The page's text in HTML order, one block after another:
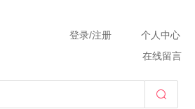
登录/注册
个人中心
在线留言